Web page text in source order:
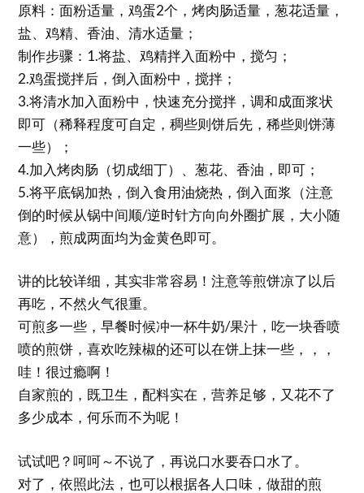
原料：面粉适量，鸡蛋2个，烤肉肠适量，葱花适量，
盐、鸡精、香油、清水适量；
制作步骤：1.将盐、鸡精拌入面粉中，搅匀；
2.鸡蛋搅拌后，倒入面粉中，搅拌；
3.将清水加入面粉中，快速充分搅拌，调和成面浆状
即可（稀释程度可自定，稠些则饼后先，稀些则饼薄
一些）；
4.加入烤肉肠（切成细丁）、葱花、香油，即可；
5.将平底锅加热，倒入食用油烧热，倒入面浆（注意
倒的时候从锅中间顺/逆时针方向向外圈扩展，大小随
意），煎成两面均为金黄色即可。
讲的比较详细，其实非常容易！注意等煎饼凉了以后
再吃，不然火气很重。
可煎多一些，早餐时候冲一杯牛奶/果汁，吃一块香喷
喷的煎饼，喜欢吃辣椒的还可以在饼上抹一些，，，
哇！很过瘾啊！
自家煎的，既卫生，配料实在，营养足够，又花不了
多少成本，何乐而不为呢！
试试吧？呵呵～不说了，再说口水要吞口水了。
对了，依照此法，也可以根据各人口味，做甜的煎